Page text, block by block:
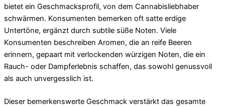
bietet ein Geschmacksprofil, von dem Cannabisliebhaber
schwärmen. Konsumenten bemerken oft satte erdige
Untertöne, ergänzt durch subtile süße Noten. Viele
Konsumenten beschreiben Aromen, die an reife Beeren
erinnern, gepaart mit verlockenden würzigen Noten, die ein
Rauch- oder Dampferlebnis schaffen, das sowohl genussvoll
als auch unvergesslich ist.
Dieser bemerkenswerte Geschmack verstärkt das gesamte